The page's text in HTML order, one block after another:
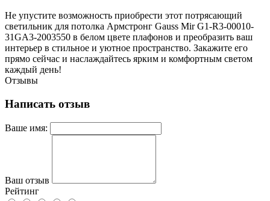
Не упустите возможность приобрести этот потрясающий
светильник для потолка Армстронг Gauss Mir G1-R3-00010-
31GA3-2003550 в белом цвете плафонов и преобразить ваш
интерьер в стильное и уютное пространство. Закажите его
прямо сейчас и наслаждайтесь ярким и комфортным светом
каждый день!
Отзывы
Написать отзыв
Ваше имя:
Ваш отзыв
Рейтинг